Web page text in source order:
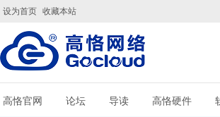
设为首页 收藏本站
高恪官网 论坛 导读 高恪硬件